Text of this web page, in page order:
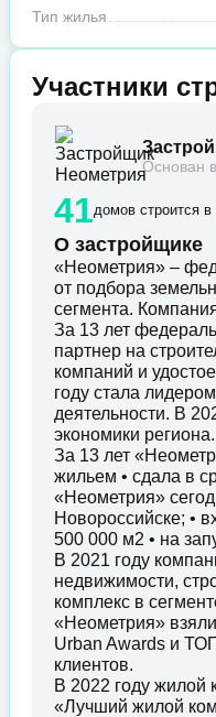
Тип жилья
Участники
Основан
41домов строится
О застройщике
«Неометрия» –
от подбора
сегмента.
За 13 лет
партнер на
компаний и
году стала
деятельности. В
экономики региона.
За 13 лет
жильем • сдала в
«Неометрия»
Новороссийске; •
500 000 м2 • на
В 2021 году
недвижимости,
комплекс в
«Неометрия»
Urban Awards и
клиентов.
В 2022 году
«Лучший жилой